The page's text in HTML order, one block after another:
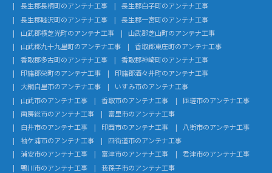
長生郡長柄町のアンテナ工事
長生郡白子町のアンテナ工事
長生郡睦沢町のアンテナ工事
長生郡一宮町のアンテナ工事
山武郡横芝光町のアンテナ工事
山武郡芝山町のアンテナ工事
山武郡九十九里町のアンテナ工事
香取郡東庄町のアンテナ工事
香取郡多古町のアンテナ工事
香取郡神崎町のアンテナ工事
印旛郡栄町のアンテナ工事
印旛郡酒々井町のアンテナ工事
大網白里市のアンテナ工事
いすみ市のアンテナ工事
山武市のアンテナ工事
香取市のアンテナ工事
匝瑳市のアンテナ工事
南房総市のアンテナ工事
富里市のアンテナ工事
白井市のアンテナ工事
印西市のアンテナ工事
八街市のアンテナ工事
袖ケ浦市のアンテナ工事
四街道市のアンテナ工事
浦安市のアンテナ工事
富津市のアンテナ工事
君津市のアンテナ工事
鴨川市のアンテナ工事
我孫子市のアンテナ工事